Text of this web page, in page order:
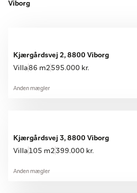
Viborg
Kjærgårdsvej 2, 8800 Viborg
Villa86 m2 595.000 kr.
Anden mægler
Kjærgårdsvej 3, 8800 Viborg
Villa 105 m2 399.000 kr.
Anden mægler